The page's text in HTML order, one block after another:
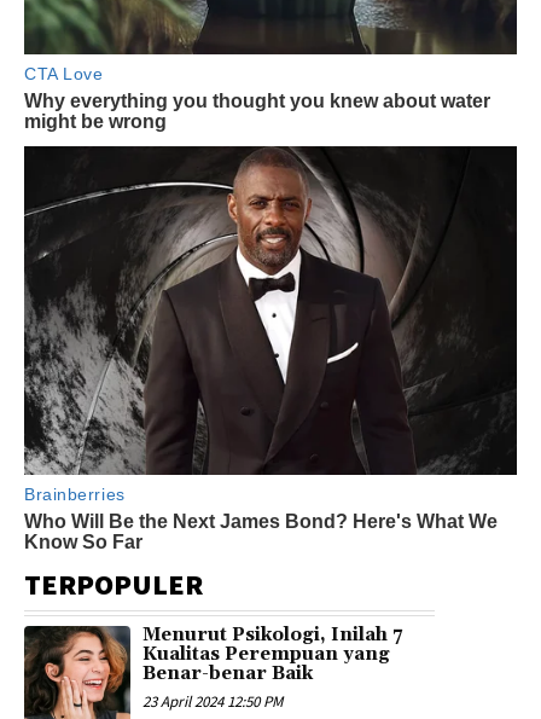
TERPOPULER
Menurut Psikologi, Inilah 7
Kualitas Perempuan yang
Benar-benar Baik
23 April 2024 12:50 PM